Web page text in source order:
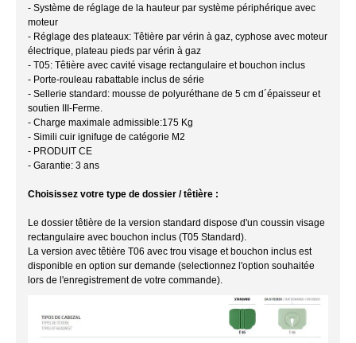
- Système de réglage de la hauteur par système périphérique avec
moteur
- Réglage des plateaux: Têtière par vérin à gaz, cyphose avec moteur
électrique, plateau pieds par vérin à gaz
- T05: Têtière avec cavité visage rectangulaire et bouchon inclus
- Porte-rouleau rabattable inclus de série
- Sellerie standard: mousse de polyuréthane de 5 cm d´épaisseur et
soutien III-Ferme.
- Charge maximale admissible:175 Kg
- Simili cuir ignifuge de catégorie M2
- PRODUIT CE
- Garantie: 3 ans
Choisissez votre type de dossier / têtière :
Le dossier têtière de la version standard dispose d'un coussin visage
rectangulaire avec bouchon inclus (T05 Standard).
La version avec têtière T06 avec trou visage et bouchon inclus est
disponible en option sur demande (selectionnez l'option souhaitée
lors de l'enregistrement de votre commande).